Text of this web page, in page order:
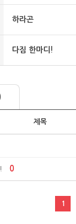
하라곤
다짐 한마디!
제목
0
1